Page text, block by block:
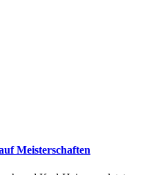
Meisterschaften